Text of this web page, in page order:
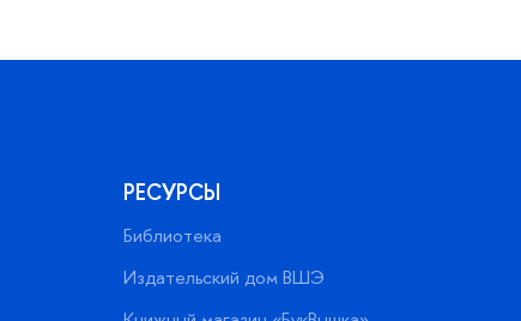
РЕСУРСЫ
Библиотека
Издательский дом ВШЭ